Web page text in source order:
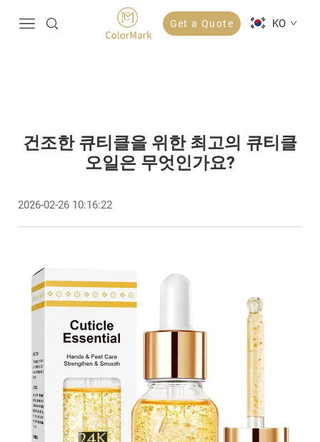
Get a Quote KO
건조한 큐티클을 위한 최고의 큐티클
오일은 무엇인가요?
2026-02-26 10:16:22